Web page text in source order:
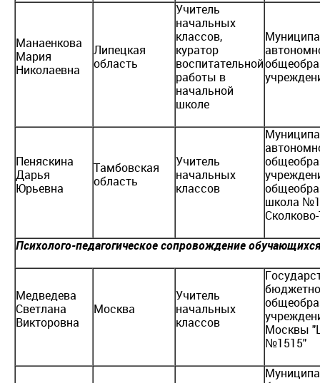
Манаенкова
Мария
Николаевна
Липецкая
область
Учитель
начальных
классов,
куратор
воспитательной
работы в
начальной
школе
Пеняскина
Дарья
Юрьевна
Тамбовская
область
Учитель
начальных
классов
школа
Психолого-педагогическое сопровождение
Медведева
Светлана
Викторовна
Москва
Учитель
начальных
классов
Москвы
№1515"